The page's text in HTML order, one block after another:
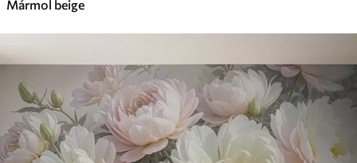
Mármol beige